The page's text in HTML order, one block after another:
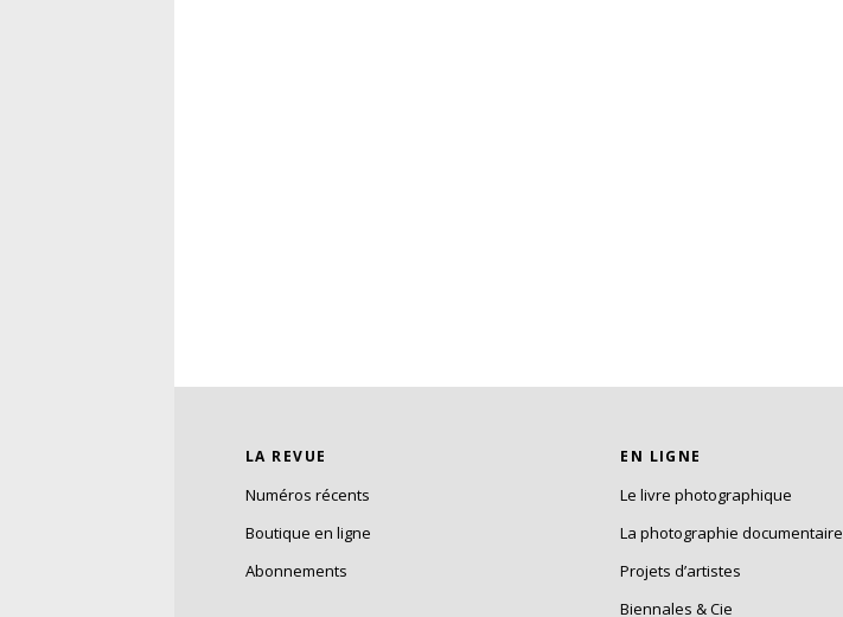
LA REVUE
Numéros récents
Boutique en ligne
Abonnements
EN LIGNE
Le livre photographique
La photographie documentaire
Projets d’artistes
Biennales & Cie